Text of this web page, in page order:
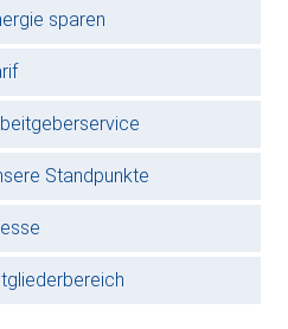
sparen
Standpunkte